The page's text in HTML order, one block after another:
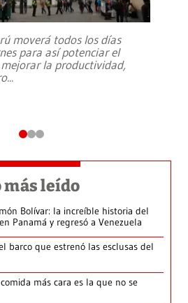
moverá todos los días
para así potenciar el
la productividad,
...
más leído
Bolívar: la increíble historia del
Panamá y regresó a Venezuela
barco que estrenó las esclusas del
más cara es la que no se